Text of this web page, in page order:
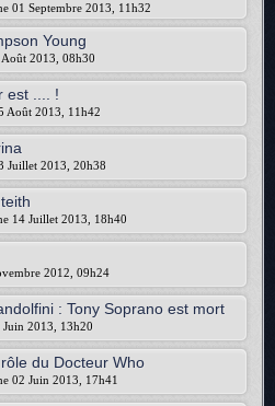
01 Septembre 2013, 11h32
Young
2013, 08h30
est .... !
Août 2013, 11h42
Juillet 2013, 20h38
14 Juillet 2013, 18h40
2012, 09h24
: Tony Soprano est mort
Juin 2013, 13h20
du Docteur Who
02 Juin 2013, 17h41